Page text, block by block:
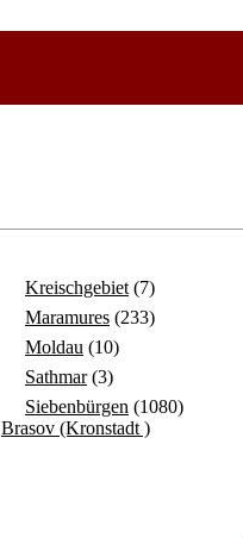
Kreischgebiet (7)
Maramures (233)
Moldau (10)
Sathmar(3)
Siebenbürgen (1080)
Brasov (Kronstadt )